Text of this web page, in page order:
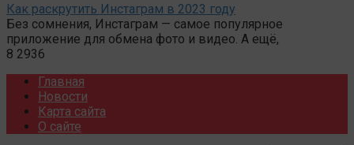
Как раскрутить Инстаграм в 2023 году
Без сомнения, Инстаграм — самое популярное
приложение для обмена фото и видео. А ещё,
8 2936
Главная
Новости
Карта сайта
О сайте